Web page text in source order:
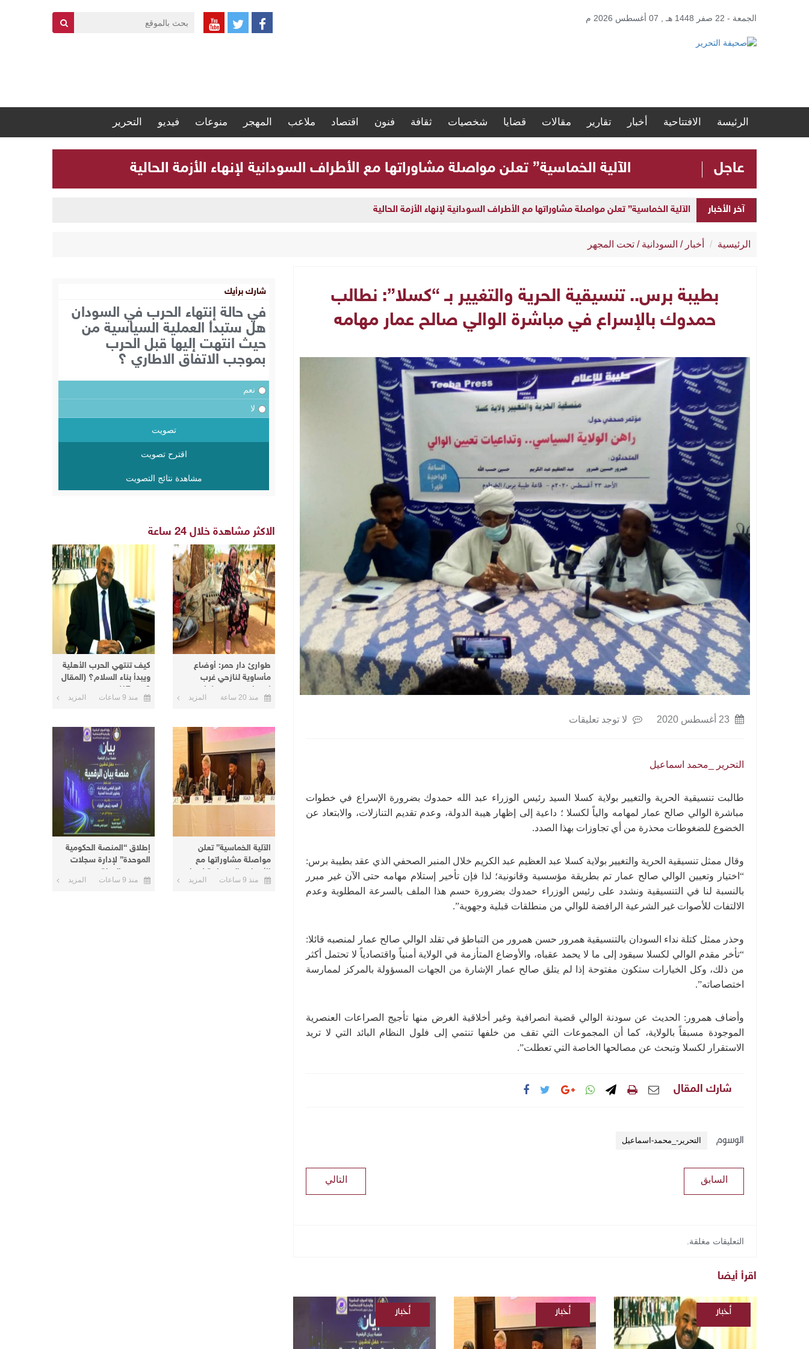
الجمعة - 22 صفر 1448 هـ , 07 أغسطس 2026 م
الرئيسة الافتتاحية أخبار تقارير مقالات قضايا شخصيات ثقافة فنون اقتصاد ملاعب المهجر منوعات فيديو التحرير
عاجل الآلية الخماسية” تعلن مواصلة مشاوراتها مع الأطراف السودانية لإنهاء الأزمة الحالية
آخر الأخبار
الآلية الخماسية” تعلن مواصلة مشاوراتها مع الأطراف السودانية لإنهاء الأزمة الحالية
إطلاق “المنصة الحكومية الموحدة” لإدارة سجلات موظفي الدولة
الرئيسية أخبار / السودانية / تحت المجهر
بطيبة برس.. تنسيقية الحرية والتغيير بـ “كسلا”: نطالب
حمدوك بالإسراع في مباشرة الوالي صالح عمار مهامه
لا توجد تعليقات
التحرير _محمد اسماعيل
طالبت تنسيقية الحرية والتغيير بولاية كسلا السيد رئيس الوزراء عبد الله حمدوك بضرورة الإسراع في خطوات
مباشرة الوالي صالح عمار لمهامه والياً لكسلا ؛ داعية إلى إظهار هيبة الدولة، وعدم تقديم التنازلات، والابتعاد عن
الخضوع للضغوطات محذرة من أي تجاوزات بهذا الصدد.
وقال ممثل تنسيقية الحرية والتغيير بولاية كسلا عبد العظيم عبد الكريم خلال المنبر الصحفي الذي عقد بطيبة برس:
“اختيار وتعيين الوالي صالح عمار تم بطريقة مؤسسية وقانونية؛ لذا فإن تأخير إستلام مهامه حتى الآن غير مبرر
بالنسبة لنا في التنسيقية ونشدد على رئيس الوزراء حمدوك بضرورة حسم هذا الملف بالسرعة المطلوبة وعدم
الالتفات للأصوات غير الشرعية الرافضة للوالي من منطلقات قبلية وجهوية”.
وحذر ممثل كتلة نداء السودان بالتنسيقية همرور حسن همرور من التباطؤ في تقلد الوالي صالح عمار لمنصبه قائلا:
“تأخر مقدم الوالي لكسلا سيقود إلى ما لا يحمد عقباه، والأوضاع المتأزمة في الولاية أمنياً واقتصادياً لا تحتمل أكثر
من ذلك، وكل الخيارات ستكون مفتوحة إذا لم يتلق صالح عمار الإشارة من الجهات المسؤولة بالمركز لممارسة
اختصاصاته”.
وأضاف همرور: الحديث عن سودنة الوالي قضية انصرافية وغير أخلاقية الغرض منها تأجيج الصراعات العنصرية
الموجودة مسبقاً بالولاية، كما أن المجموعات التي تقف من خلفها تنتمي إلى فلول النظام البائد التي لا تريد
الاستقرار لكسلا وتبحث عن مصالحها الخاصة التي تعطلت”.
شارك المقال
الوسوم التحرير-_محمد-اسماعيل
التالي السابق
التعليقات مغلقة.
اقرأ أيضا
أخبار
أخبار
/
أخبار
شارك برأيك
في حالة إنتهاء الحرب في السودان
هل ستبدأ العملية السياسية من
حيث انتهت إليها قبل الحرب
بموجب الاتفاق الاطاري ؟
نعم
لا
تصويت
اقترح تصويت
مشاهدة نتائج التصويت
الاكثر مشاهدة خلال 24 ساعة
طوارئ دار حمر: أوضاع
مأساوية لنازحي غرب
كردفان في معسكرات
الأبيض
منذ 20 ساعة المزيد
كيف تنتهي الحرب الأهلية
ويبدأ بناء السلام؟ (المقال
8 من 17)
منذ 9 ساعات المزيد
الآلية الخماسية” تعلن
مواصلة مشاوراتها مع
الأطراف السودانية لإنهاء
الأزمة الحالية
منذ 9 ساعات المزيد
إطلاق “المنصة الحكومية
الموحدة” لإدارة سجلات
موظفي الدولة
منذ 9 ساعات المزيد